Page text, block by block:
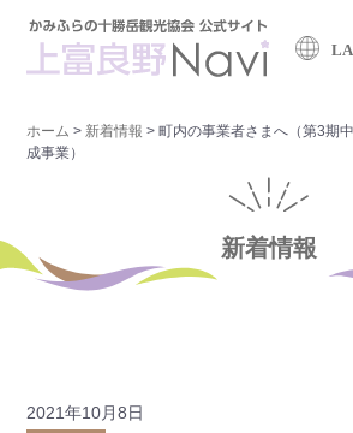
ホーム > 新着情報 >町内の事業者さまへ（第3期
成事業）
新着情報
2021年10月8日